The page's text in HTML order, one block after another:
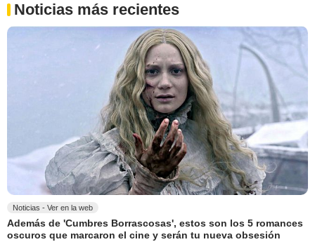
Noticias más recientes
Noticias - Ver en la web
Además de 'Cumbres Borrascosas', estos son los 5 romances
oscuros que marcaron el cine y serán tu nueva obsesión